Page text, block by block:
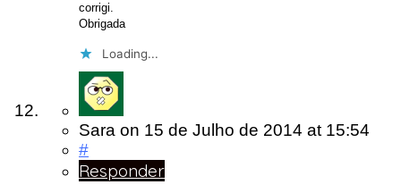
corrigi.
Obrigada
Loading...
Sara on 15 de Julho de 2014 at 15:54
#
Responder